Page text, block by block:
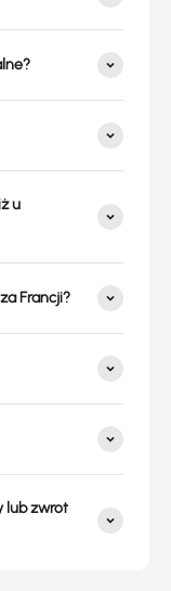
u
Francji?
lub zwrot